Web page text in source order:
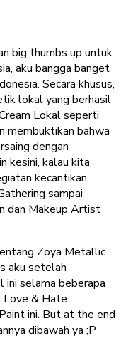
big thumbs up untuk
aku bangga banget
Secara khusus,
lokal yang berhasil
Lokal seperti
membuktikan bahwa
dengan
kesini, kalau kita
kecantikan,
sampai
dan Makeup Artist
Zoya Metallic
aku setelah
ini selama beberapa
Love & Hate
ini. But at the end
dibawah ya ;P